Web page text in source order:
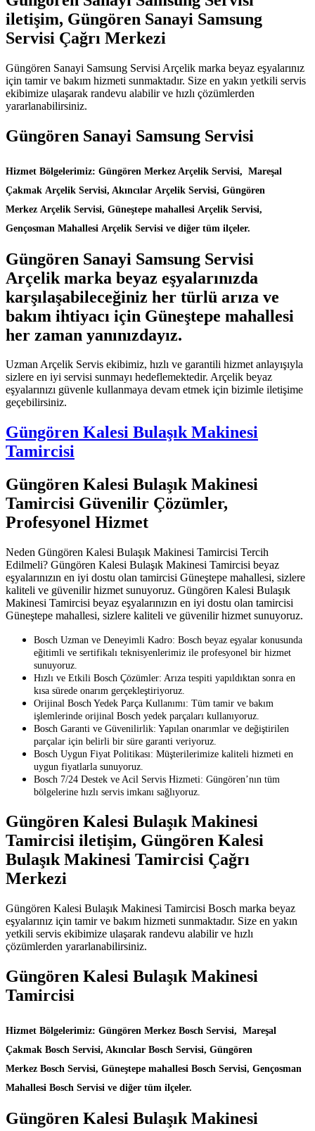
iletişim, Güngören Sanayi Samsung
Servisi Çağrı Merkezi
Güngören Sanayi Samsung Servisi Arçelik marka beyaz eşyalarınız
için tamir ve bakım hizmeti sunmaktadır. Size en yakın yetkili servis
ekibimize ulaşarak randevu alabilir ve hızlı çözümlerden
yararlanabilirsiniz.
Güngören Sanayi Samsung Servisi
Hizmet Bölgelerimiz: Güngören Merkez Arçelik Servisi, Mareşal
Çakmak Arçelik Servisi, Akıncılar Arçelik Servisi, Güngören
Merkez Arçelik Servisi, Güneştepe mahallesi Arçelik Servisi,
Gençosman Mahallesi Arçelik Servisi ve diğer tüm ilçeler.
Güngören Sanayi Samsung Servisi
Arçelik marka beyaz eşyalarınızda
karşılaşabileceğiniz her türlü arıza ve
bakım ihtiyacı için Güneştepe mahallesi
her zaman yanınızdayız.
Uzman Arçelik Servis ekibimiz, hızlı ve garantili hizmet anlayışıyla
sizlere en iyi servisi sunmayı hedeflemektedir. Arçelik beyaz
eşyalarınızı güvenle kullanmaya devam etmek için bizimle iletişime
geçebilirsiniz.
Güngören Kalesi Bulaşık Makinesi
Tamircisi
Güngören Kalesi Bulaşık Makinesi
Tamircisi Güvenilir Çözümler,
Profesyonel Hizmet
Neden Güngören Kalesi Bulaşık Makinesi Tamircisi Tercih
Edilmeli? Güngören Kalesi Bulaşık Makinesi Tamircisi beyaz
eşyalarınızın en iyi dostu olan tamircisi Güneştepe mahallesi, sizlere
kaliteli ve güvenilir hizmet sunuyoruz. Güngören Kalesi Bulaşık
Makinesi Tamircisi beyaz eşyalarınızın en iyi dostu olan tamircisi
Güneştepe mahallesi, sizlere kaliteli ve güvenilir hizmet sunuyoruz.
Bosch Uzman ve Deneyimli Kadro: Bosch beyaz eşyalar konusunda
eğitimli ve sertifikalı teknisyenlerimiz ile profesyonel bir hizmet
sunuyoruz.
Hızlı ve Etkili Bosch Çözümler: Arıza tespiti yapıldıktan sonra en
kısa sürede onarım gerçekleştiriyoruz.
Orijinal Bosch Yedek Parça Kullanımı: Tüm tamir ve bakım
işlemlerinde orijinal Bosch yedek parçaları kullanıyoruz.
Bosch Garanti ve Güvenilirlik: Yapılan onarımlar ve değiştirilen
parçalar için belirli bir süre garanti veriyoruz.
Bosch Uygun Fiyat Politikası: Müşterilerimize kaliteli hizmeti en
uygun fiyatlarla sunuyoruz.
Bosch 7/24 Destek ve Acil Servis Hizmeti: Güngören’nın tüm
bölgelerine hızlı servis imkanı sağlıyoruz.
Güngören Kalesi Bulaşık Makinesi
Tamircisi iletişim, Güngören Kalesi
Bulaşık Makinesi Tamircisi Çağrı
Merkezi
Güngören Kalesi Bulaşık Makinesi Tamircisi Bosch marka beyaz
eşyalarınız için tamir ve bakım hizmeti sunmaktadır. Size en yakın
yetkili servis ekibimize ulaşarak randevu alabilir ve hızlı
çözümlerden yararlanabilirsiniz.
Güngören Kalesi Bulaşık Makinesi
Tamircisi
Hizmet Bölgelerimiz: Güngören Merkez Bosch Servisi, Mareşal
Çakmak Bosch Servisi, Akıncılar Bosch Servisi, Güngören
Merkez Bosch Servisi, Güneştepe mahallesi Bosch Servisi, Gençosman
Mahallesi Bosch Servisi ve diğer tüm ilçeler.
Güngören Kalesi Bulaşık Makinesi